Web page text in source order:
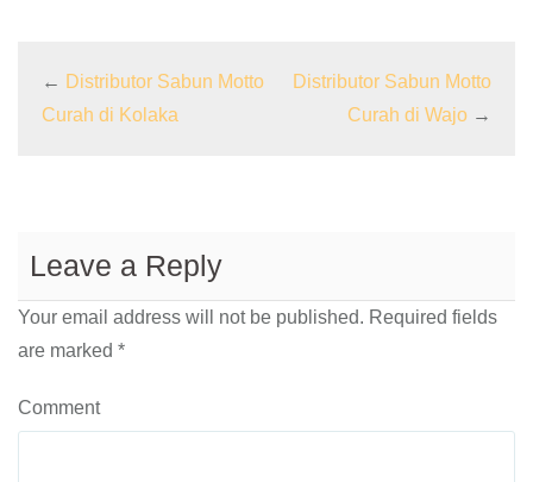
← Distributor Sabun Motto
Curah di Kolaka
Distributor Sabun Motto
Curah di Wajo →
Leave a Reply
Your email address will not be published. Required fields
are marked *
Comment